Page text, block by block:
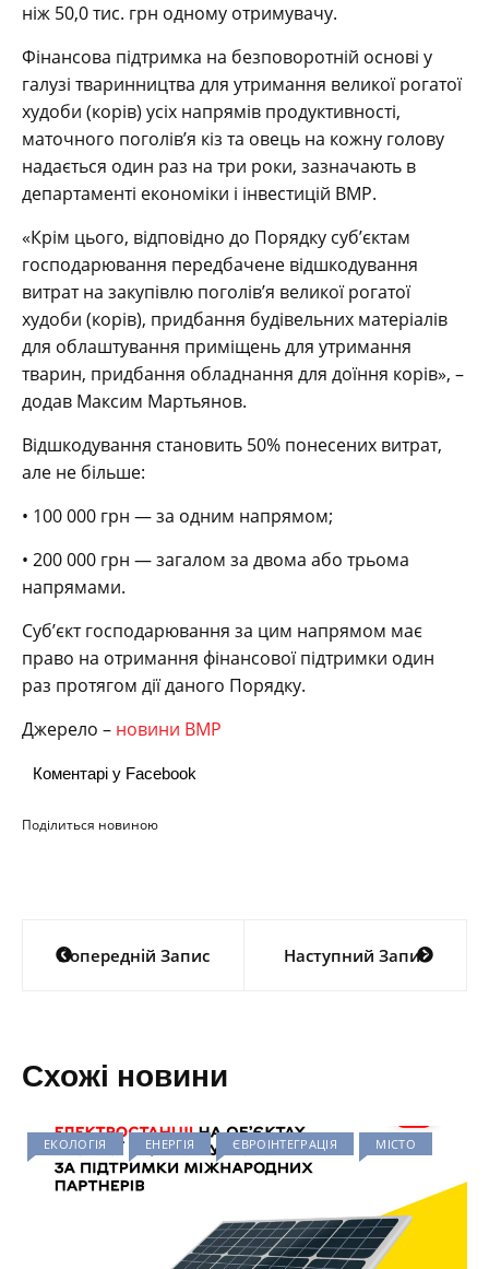
ніж 50,0 тис. грн одному отримувачу.
Фінансова підтримка на безповоротній основі у
галузі тваринництва для утримання великої рогатої
худоби (корів) усіх напрямів продуктивності,
маточного поголів’я кіз та овець на кожну голову
надається один раз на три роки, зазначають в
департаменті економіки і інвестицій ВМР.
«Крім цього, відповідно до Порядку суб’єктам
господарювання передбачене відшкодування
витрат на закупівлю поголів’я великої рогатої
худоби (корів), придбання будівельних матеріалів
для облаштування приміщень для утримання
тварин, придбання обладнання для доїння корів», –
додав Максим Мартьянов.
Відшкодування становить 50% понесених витрат,
але не більше:
• 100 000 грн — за одним напрямом;
• 200 000 грн — загалом за двома або трьома
напрямами.
Суб’єкт господарювання за цим напрямом має
право на отримання фінансової підтримки один
раз протягом дії даного Порядку.
Джерело – новини ВМР
Коментарі у Facebook
Поділиться новиною
Навігація
записів
Попередній Запис Наступний Запис
Схожі новини
ЕКОЛОГІЯ ЕНЕРГІЯ ЄВРОІНТЕГРАЦІЯ МІСТО